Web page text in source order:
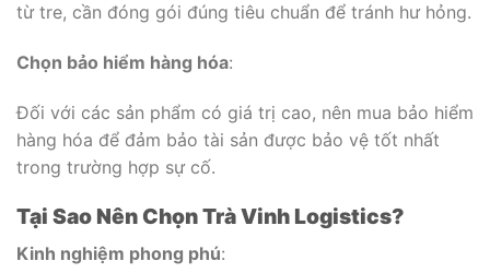
từ tre, cần đóng gói đúng tiêu chuẩn để tránh hư hỏng.
Chọn bảo hiểm hàng hóa:
Đối với các sản phẩm có giá trị cao, nên mua bảo hiểm
hàng hóa để đảm bảo tài sản được bảo vệ tốt nhất
trong trường hợp sự cố.
Tại Sao Nên Chọn Trà Vinh Logistics?
Kinh nghiệm phong phú: